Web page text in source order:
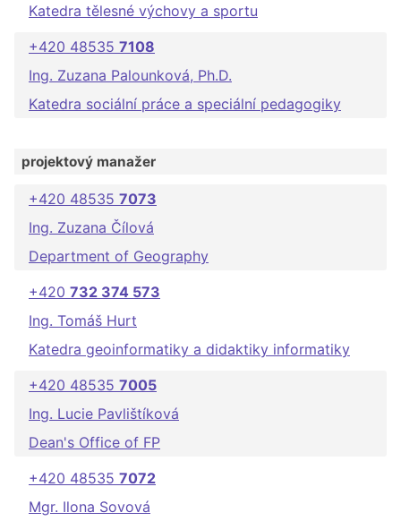
Katedra tělesné výchovy a sportu
+420 48535 7108
Ing. Zuzana Palounková, Ph.D.
Katedra sociální práce a speciální pedagogiky
projektový manažer
+420 48535 7073
Ing. Zuzana Čílová
Department of Geography
+420 732 374 573
Ing. Tomáš Hurt
Katedra geoinformatiky a didaktiky informatiky
+420 48535 7005
Ing. Lucie Pavlištíková
Dean's Office of FP
+420 48535 7072
Mgr. Ilona Sovová